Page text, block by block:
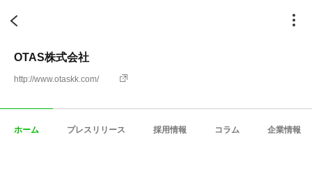
OTAS株式会社
http://www.otaskk.com/
ホーム プレスリリース 採用情報 コラム 企業情報